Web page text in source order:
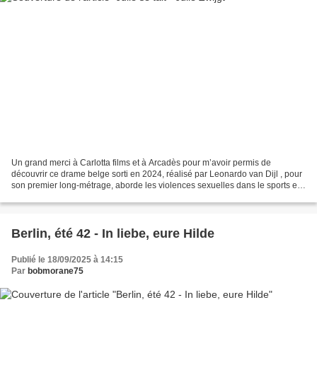
Un grand merci à Carlotta films et à Arcadès pour m’avoir permis de
découvrir ce drame belge sorti en 2024, réalisé par Leonardo van Dijl , pour
son premier long-métrage, aborde les violences sexuelles dans le sports en
Berlin, été 42 - In liebe, eure Hilde
Publié le 18/09/2025 à 14:15
Par bobmorane75